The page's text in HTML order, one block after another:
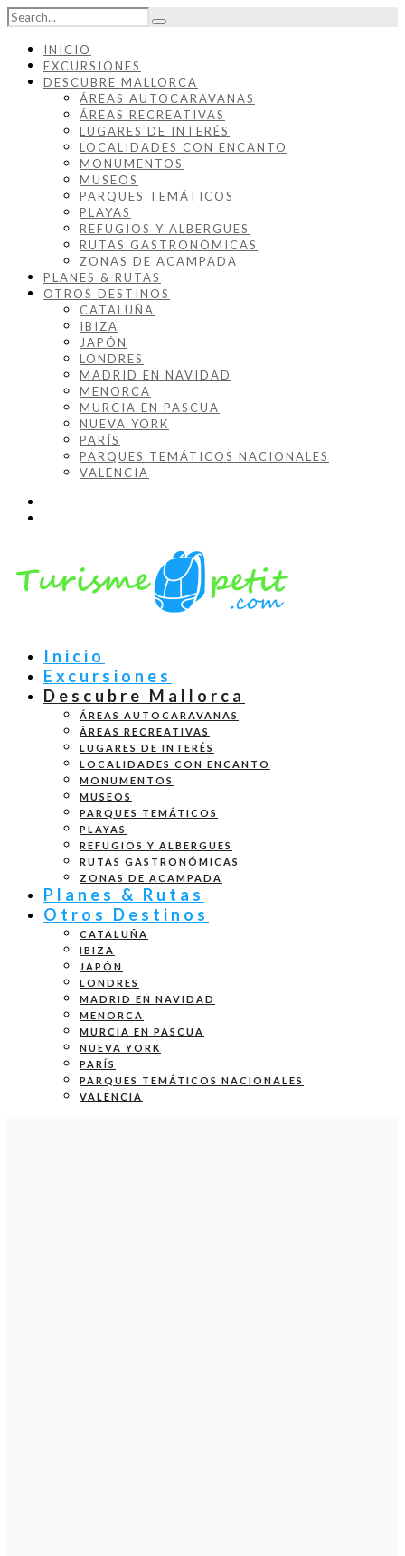
INICIO
EXCURSIONES
DESCUBRE MALLORCA
ÁREAS AUTOCARAVANAS
ÁREAS RECREATIVAS
LUGARES DE INTERÉS
LOCALIDADES CON ENCANTO
MONUMENTOS
MUSEOS
PARQUES TEMÁTICOS
PLAYAS
REFUGIOS Y ALBERGUES
RUTAS GASTRONÓMICAS
ZONAS DE ACAMPADA
PLANES & RUTAS
OTROS DESTINOS
CATALUÑA
IBIZA
JAPÓN
LONDRES
MADRID EN NAVIDAD
MENORCA
MURCIA EN PASCUA
NUEVA YORK
PARÍS
PARQUES TEMÁTICOS NACIONALES
VALENCIA
Inicio
Excursiones
Descubre Mallorca
ÁREAS AUTOCARAVANAS
ÁREAS RECREATIVAS
LUGARES DE INTERÉS
LOCALIDADES CON ENCANTO
MONUMENTOS
MUSEOS
PARQUES TEMÁTICOS
PLAYAS
REFUGIOS Y ALBERGUES
RUTAS GASTRONÓMICAS
ZONAS DE ACAMPADA
Planes & Rutas
Otros Destinos
CATALUÑA
IBIZA
JAPÓN
LONDRES
MADRID EN NAVIDAD
MENORCA
MURCIA EN PASCUA
NUEVA YORK
PARÍS
PARQUES TEMÁTICOS NACIONALES
VALENCIA